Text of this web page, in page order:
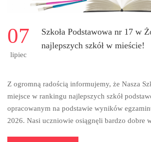
07
lipiec
Szkoła Podstawowa nr 17 w
najlepszych szkół w mieście!
Z ogromną radością informujemy, że Nasza
miejsce w rankingu najlepszych szkół
opracowanym na podstawie wyników
2026. Nasi uczniowie osiągnęli bardzo